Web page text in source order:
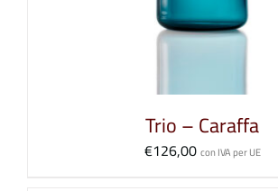
Trio – Caraffa
€126,00 con IVA per UE